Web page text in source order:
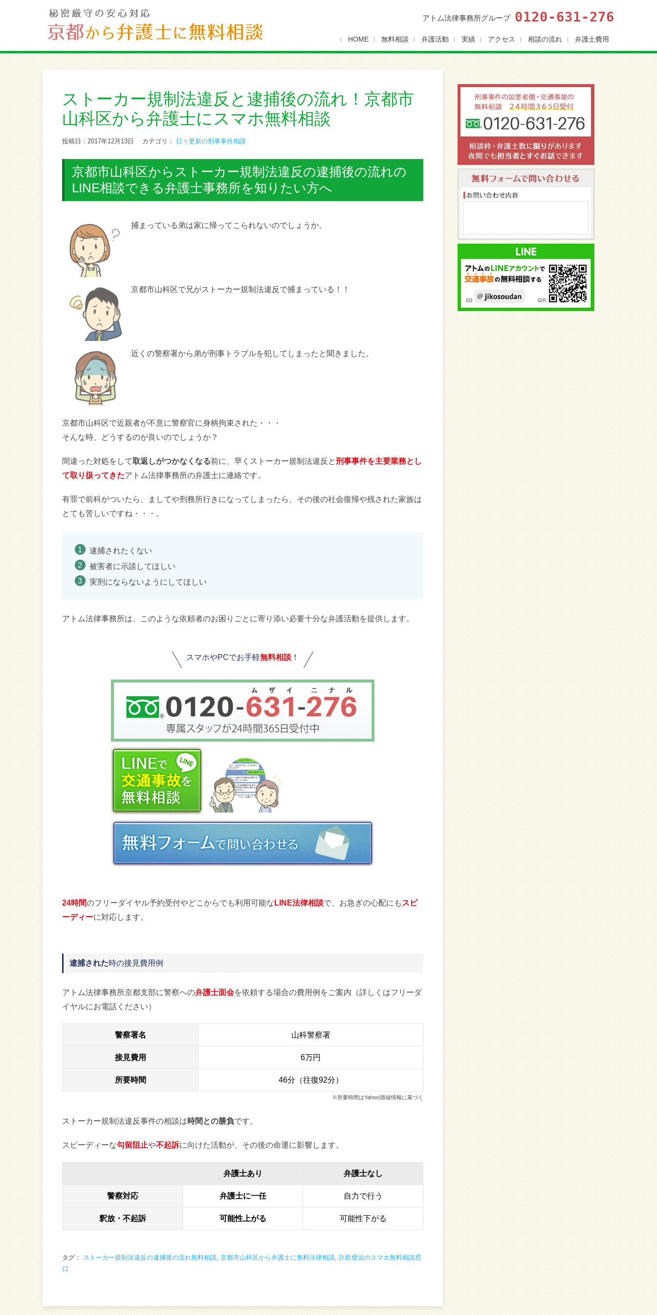
アトム法律事務所グループ 0120-631-276
HOME 無料相談 弁護活動 実績 アクセス 相談の流れ 弁護士費用
ストーカー規制法違反と逮捕後の流れ！京都市
山科区から弁護士にスマホ無料相談
投稿日：2017年12月13日 カテゴリ： 日々更新の刑事事件相談
京都市山科区からストーカー規制法違反の逮捕後の流れの
LINE相談できる弁護士事務所を知りたい方へ
捕まっている弟は家に帰ってこられないのでしょうか。
京都市山科区で兄がストーカー規制法違反で捕まっている！！
近くの警察署から弟が刑事トラブルを犯してしまったと聞きました。
京都市山科区で近親者が不意に警察官に身柄拘束された・・・
そんな時、どうするのが良いのでしょうか？
間違った対処をして取返しがつかなくなる前に、早くストーカー規制法違反と刑事事件を主要業務とし
て取り扱ってきたアトム法律事務所の弁護士に連絡です。
有罪で前科がついたら、ましてや刑務所行きになってしまったら、その後の社会復帰や残された家族は
とても苦しいですね・・・。
逮捕されたくない
被害者に示談してほしい
実刑にならないようにしてほしい
アトム法律事務所は、このような依頼者のお困りごとに寄り添い必要十分な弁護活動を提供します。
スマホやPCでお手軽無料相談 ！
24時間のフリーダイヤル予約受付やどこからでも利用可能なLINE法律相談で、お急ぎの心配にも スピ
ーディーに対応します。
逮捕された時の接見費用例
アトム法律事務所京都支部に警察への弁護士面会を依頼する場合の費用例をご案内（詳しくはフリーダ
イヤルにお電話ください）
警察署名 山科警察署
接見費用 6万円
所要時間 46分（往復92分）
※所要時間はYahoo!路線情報に基づく
ストーカー規制法違反事件の相談は時間との勝負です。
スピーディーな勾留阻止や不起訴に向けた活動が、その後の命運に影響します。
弁護士あり 弁護士なし
警察対応 弁護士に一任 自力で行う
釈放・不起訴 可能性上がる 可能性下がる
タグ： ストーカー規制法違反の逮捕後の流れ無料相談 京都市山科区から弁護士に無料法律相談 詐欺脅迫のスマホ無料相談窓
口